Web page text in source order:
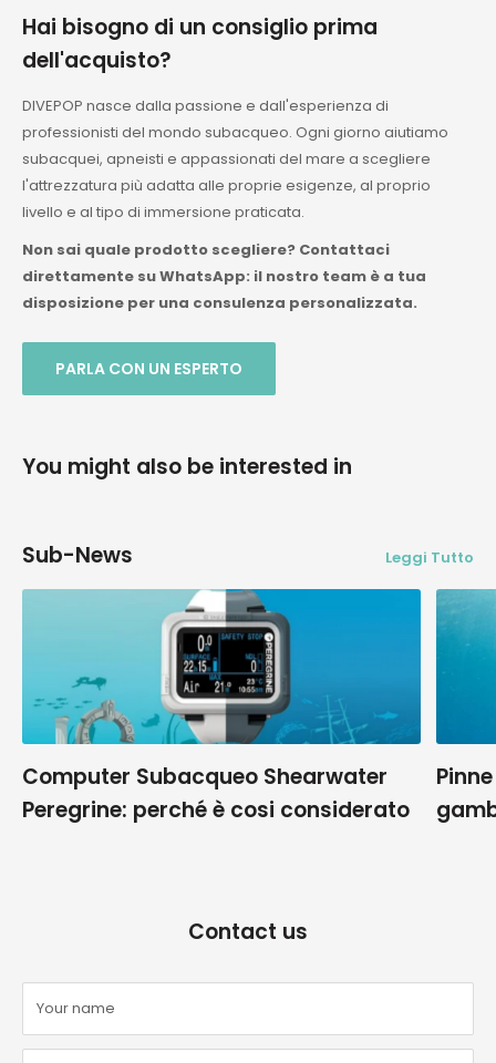
Hai bisogno di un consiglio prima
dell'acquisto?
DIVEPOP nasce dalla passione e dall'esperienza di
professionisti del mondo subacqueo. Ogni giorno aiutiamo
subacquei, apneisti e appassionati del mare a scegliere
l'attrezzatura più adatta alle proprie esigenze, al proprio
livello e al tipo di immersione praticata.
Non sai quale prodotto scegliere? Contattaci
direttamente su WhatsApp: il nostro team è a tua
disposizione per una consulenza personalizzata.
PARLA CON UN ESPERTO
You might also be interested in
Sub-News Leggi Tutto
Computer Subacqueo Shearwater
Peregrine: perché è cosi considerato
Contact us
Your name